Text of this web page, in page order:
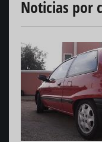
Noticias por